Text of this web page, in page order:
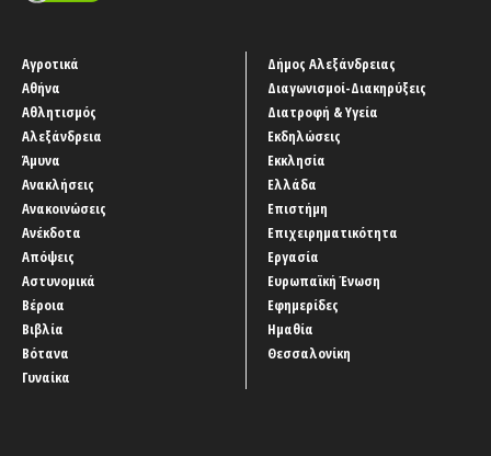
Αγροτικά
Αθήνα
Αθλητισμός
Αλεξάνδρεια
Άμυνα
Ανακλήσεις
Ανακοινώσεις
Ανέκδοτα
Απόψεις
Αστυνομικά
Βέροια
Βιβλία
Βότανα
Γυναίκα
Δήμος Αλεξάνδρειας
Διαγωνισμοί-Διακηρύξεις
Διατροφή & Υγεία
Εκδηλώσεις
Εκκλησία
Ελλάδα
Επιστήμη
Επιχειρηματικότητα
Εργασία
Ευρωπαϊκή Ένωση
Εφημερίδες
Ημαθία
Θεσσαλονίκη